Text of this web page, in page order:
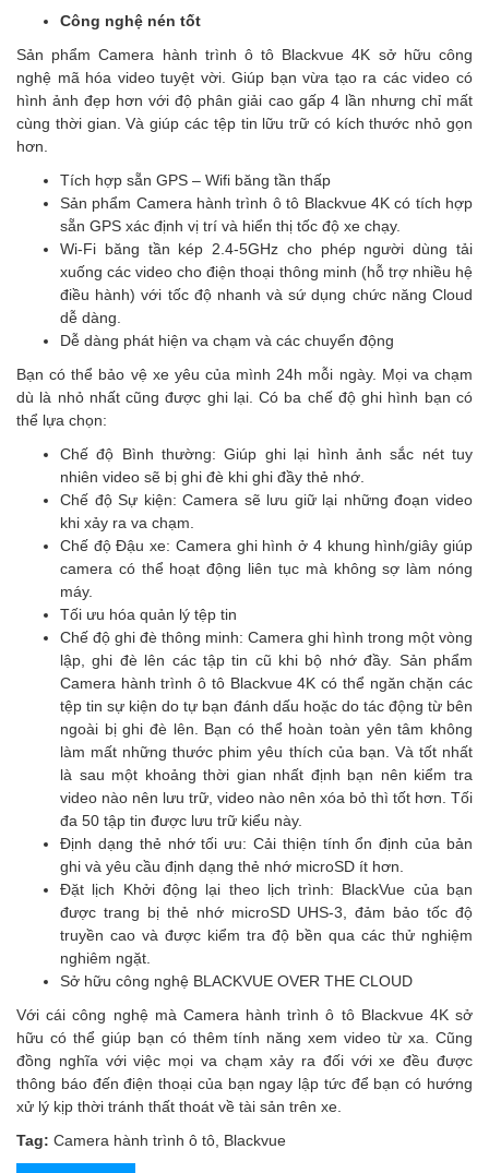
Công nghệ nén tốt
Sản phẩm Camera hành trình ô tô Blackvue 4K sở hữu công
nghệ mã hóa video tuyệt vời. Giúp bạn vừa tạo ra các video có
hình ảnh đẹp hơn với độ phân giải cao gấp 4 lần nhưng chỉ mất
cùng thời gian. Và giúp các tệp tin lữu trữ có kích thước nhỏ gọn
hơn.
Tích hợp sẵn GPS – Wifi băng tần thấp
Sản phẩm Camera hành trình ô tô Blackvue 4K có tích hợp
sẵn GPS xác định vị trí và hiển thị tốc độ xe chạy.
Wi-Fi băng tần kép 2.4-5GHz cho phép người dùng tải
xuống các video cho điện thoại thông minh (hỗ trợ nhiều hệ
điều hành) với tốc độ nhanh và sứ dụng chức năng Cloud
dễ dàng.
Dễ dàng phát hiện va chạm và các chuyển động
Bạn có thể bảo vệ xe yêu của mình 24h mỗi ngày. Mọi va chạm
dù là nhỏ nhất cũng được ghi lại. Có ba chế độ ghi hình bạn có
thể lựa chọn:
Chế độ Bình thường: Giúp ghi lại hình ảnh sắc nét tuy
nhiên video sẽ bị ghi đè khi ghi đầy thẻ nhớ.
Chế độ Sự kiện: Camera sẽ lưu giữ lại những đoạn video
khi xảy ra va chạm.
Chế độ Đậu xe: Camera ghi hình ở 4 khung hình/giây giúp
camera có thể hoạt động liên tục mà không sợ làm nóng
máy.
Tối ưu hóa quản lý tệp tin
Chế độ ghi đè thông minh: Camera ghi hình trong một vòng
lập, ghi đè lên các tập tin cũ khi bộ nhớ đầy. Sản phẩm
Camera hành trình ô tô Blackvue 4K có thể ngăn chặn các
tệp tin sự kiện do tự bạn đánh dấu hoặc do tác động từ bên
ngoài bị ghi đè lên. Bạn có thể hoàn toàn yên tâm không
làm mất những thước phim yêu thích của bạn. Và tốt nhất
là sau một khoảng thời gian nhất định bạn nên kiểm tra
video nào nên lưu trữ, video nào nên xóa bỏ thì tốt hơn. Tối
đa 50 tập tin được lưu trữ kiểu này.
Định dạng thẻ nhớ tối ưu: Cải thiện tính ổn định của bản
ghi và yêu cầu định dạng thẻ nhớ microSD ít hơn.
Đặt lịch Khởi động lại theo lịch trình: BlackVue của bạn
được trang bị thẻ nhớ microSD UHS-3, đảm bảo tốc độ
truyền cao và được kiểm tra độ bền qua các thử nghiệm
nghiêm ngặt.
Sở hữu công nghệ BLACKVUE OVER THE CLOUD
Với cái công nghệ mà Camera hành trình ô tô Blackvue 4K sở
hữu có thể giúp bạn có thêm tính năng xem video từ xa. Cũng
đồng nghĩa với việc mọi va chạm xảy ra đối với xe đều được
thông báo đến điện thoại của bạn ngay lập tức để bạn có hướng
xử lý kịp thời tránh thất thoát về tài sản trên xe.
Tag: Camera hành trình ô tô Blackvue